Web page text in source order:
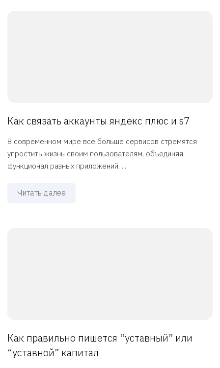
Как связать аккаунты яндекс плюс и s7
В современном мире все больше сервисов стремятся
упростить жизнь своим пользователям, объединяя
функционал разных приложений. ...
Читать далее
Как правильно пишется “уставный” или
“уставной” капитал